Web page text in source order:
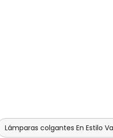
Lámparas colgantes En Estilo